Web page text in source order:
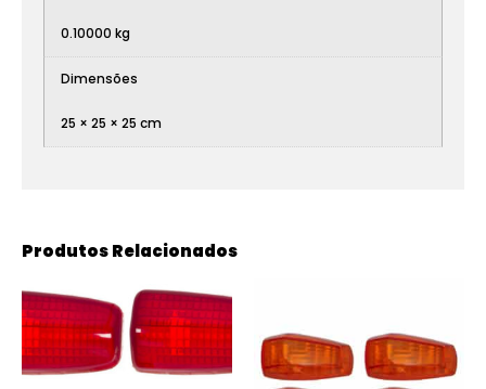
Produtos Relacionados
0.10000 kg
Dimensões
25 × 25 × 25 cm